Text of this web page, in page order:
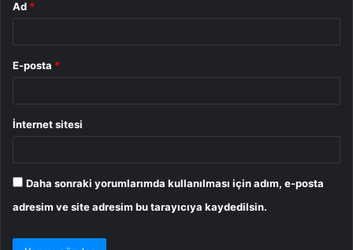
Ad *
E-posta *
İnternet sitesi
Daha sonraki yorumlarımda kullanılması için adım, e-posta
adresim ve site adresim bu tarayıcıya kaydedilsin.